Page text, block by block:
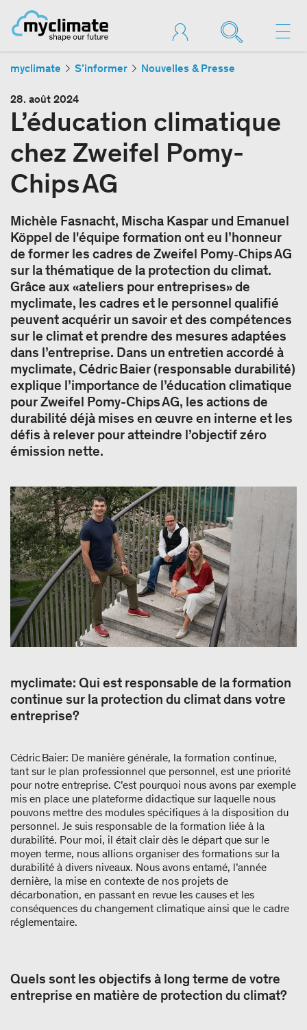
myclimate S’informer Nouvelles & Presse
28. août 2024
L’éducation climatique
chez Zweifel Pomy-
Chips AG
Michèle Fasnacht, Mischa Kaspar und Emanuel
Köppel de l'équipe formation ont eu l’honneur
de former les cadres de Zweifel Pomy‐Chips AG
sur la thématique de la protection du climat.
Grâce aux «ateliers pour entreprises» de
myclimate, les cadres et le personnel qualifié
peuvent acquérir un savoir et des compétences
sur le climat et prendre des mesures adaptées
dans l’entreprise. Dans un entretien accordé à
myclimate, Cédric Baier (responsable durabilité)
explique l’importance de l’éducation climatique
pour Zweifel Pomy-Chips AG, les actions de
durabilité déjà mises en œuvre en interne et les
défis à relever pour atteindre l’objectif zéro
émission nette.
myclimate: Qui est responsable de la formation
continue sur la protection du climat dans votre
entreprise?
Cédric Baier: De manière générale, la formation continue,
tant sur le plan professionnel que personnel, est une priorité
pour notre entreprise. C’est pourquoi nous avons par exemple
mis en place une plateforme didactique sur laquelle nous
pouvons mettre des modules spécifiques à la disposition du
personnel. Je suis responsable de la formation liée à la
durabilité. Pour moi, il était clair dès le départ que sur le
moyen terme, nous allions organiser des formations sur la
durabilité à divers niveaux. Nous avons entamé, l’année
dernière, la mise en contexte de nos projets de
décarbonation, en passant en revue les causes et les
conséquences du changement climatique ainsi que le cadre
réglementaire.
Quels sont les objectifs à long terme de votre
entreprise en matière de protection du climat?